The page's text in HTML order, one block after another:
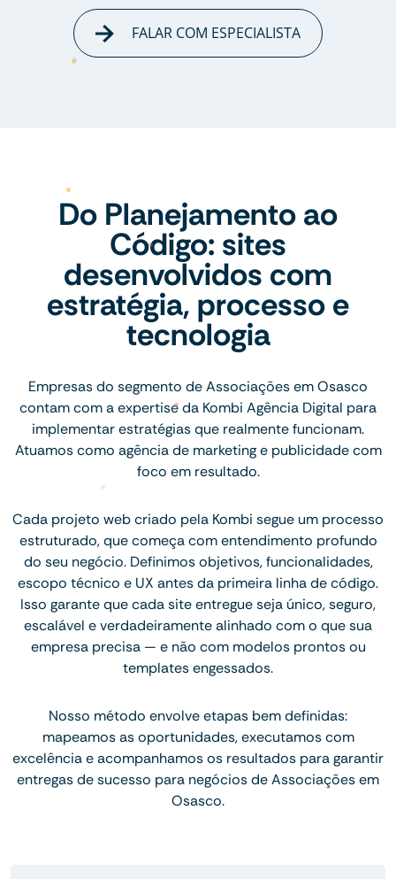
FALAR COM ESPECIALISTA
Do Planejamento ao
Código: sites
desenvolvidos com
estratégia, processo e
tecnologia
Empresas do segmento de Associações em Osasco
contam com a expertise da Kombi Agência Digital para
implementar estratégias que realmente funcionam.
Atuamos como agência de marketing e publicidade com
foco em resultado.
Cada projeto web criado pela Kombi segue um processo
estruturado, que começa com entendimento profundo
do seu negócio. Definimos objetivos, funcionalidades,
escopo técnico e UX antes da primeira linha de código.
Isso garante que cada site entregue seja único, seguro,
escalável e verdadeiramente alinhado com o que sua
empresa precisa — e não com modelos prontos ou
templates engessados.
Nosso método envolve etapas bem definidas:
mapeamos as oportunidades, executamos com
excelência e acompanhamos os resultados para garantir
entregas de sucesso para negócios de Associações em
Osasco.